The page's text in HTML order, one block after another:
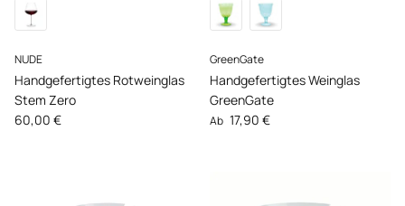
NUDE
Handgefertigtes Rotweinglas
Stem Zero
Normaler Preis
60,00 €
GreenGate
Handgefertigtes Weinglas
GreenGate
Normaler Preis
Ab 17,90 €